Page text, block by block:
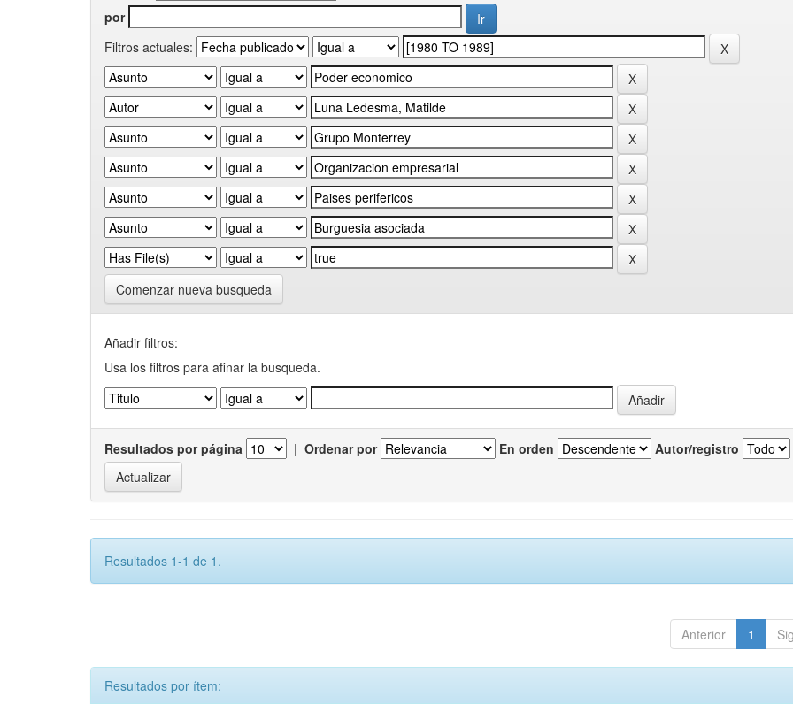
por
Filtros actuales:
Comenzar nueva busqueda
Añadir filtros:
Usa los filtros para afinar la busqueda.
Resultados por página | Ordenar por En orden Autor/registro
Resultados 1-1 de 1.
Anterior 1
Resultados por ítem: